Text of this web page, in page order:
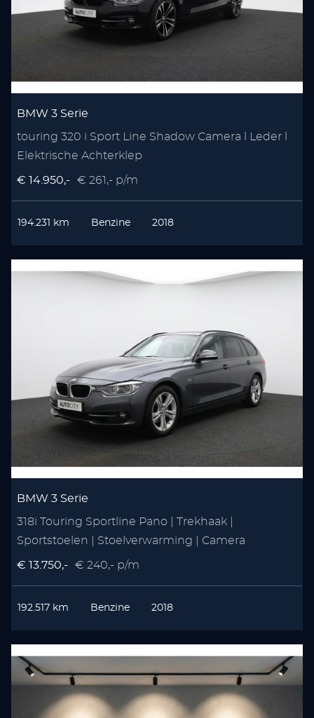
BMW 3 Serie
touring 320 i Sport Line Shadow Camera l Leder l
Elektrische Achterklep
€ 14.950,- € 261,- p/m
194.231 km Benzine 2018
BMW 3 Serie
318i Touring Sportline Pano | Trekhaak |
Sportstoelen | Stoelverwarming | Camera
€ 13.750,- € 240,- p/m
192.517 km Benzine 2018